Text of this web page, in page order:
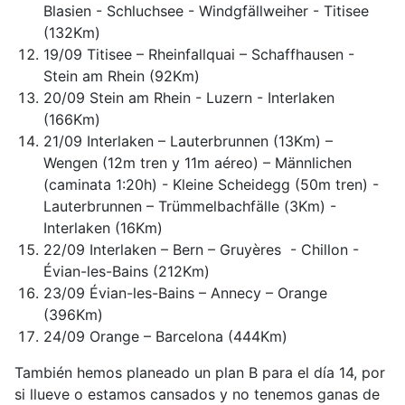
Blasien - Schluchsee - Windgfällweiher - Titisee
(132Km)
19/09 Titisee – Rheinfallquai – Schaffhausen -
Stein am Rhein (92Km)
20/09 Stein am Rhein - Luzern - Interlaken
(166Km)
21/09 Interlaken – Lauterbrunnen (13Km) –
Wengen (12m tren y 11m aéreo) – Männlichen
(caminata 1:20h) - Kleine Scheidegg (50m tren) -
Lauterbrunnen – Trümmelbachfälle (3Km) -
Interlaken (16Km)
22/09 Interlaken – Bern – Gruyères - Chillon -
Évian-les-Bains (212Km)
23/09 Évian-les-Bains – Annecy – Orange
(396Km)
24/09 Orange – Barcelona (444Km)
También hemos planeado un plan B para el día 14, por
si llueve o estamos cansados y no tenemos ganas de